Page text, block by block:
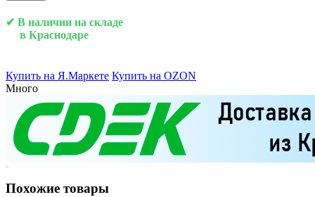
✔ В наличии на складе
в Краснодаре
Купить на Я.Маркете Купить на OZON
Много
Похожие товары